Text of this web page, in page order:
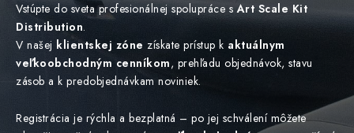
Vstúpte do sveta profesionálnej spolupráce sArt Scale Kit
Distribution.
V našej klientskej zóne získate prístup k aktuálnym
veľkoobchodným cenníkom, prehľadu objednávok, stavu
zásob a k predobjednávkam noviniek.
Registrácia je rýchla a bezplatná – po jej schválení môžete